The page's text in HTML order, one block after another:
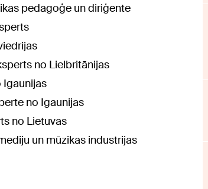
pedagoģe un diriģente
no Lielbritānijas
Igaunijas
no Igaunijas
no Lietuvas
un mūzikas industrijas